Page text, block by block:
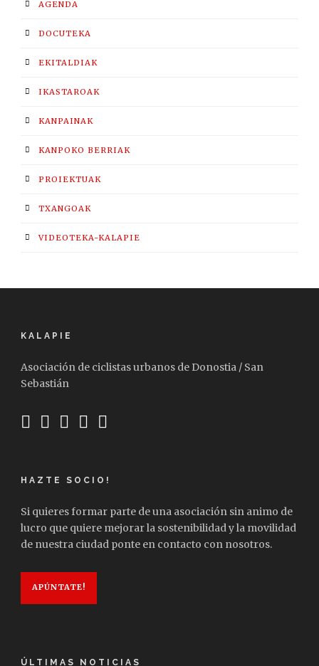
AGENDA
DOCUTEKA
EKITALDIAK
IKASTAROAK
KANPAINAK
KANPOKO BERRIAK
PROIEKTUAK
TXANGOAK
VIDEOTEKA-KALAPIE
KALAPIE
Asociación de ciclistas urbanos de Donostia / San
Sebastián
HAZTE SOCIO!
Si quieres formar parte de una asociación sin animo de
lucro que quiere mejorar la sostenibilidad y la movilidad
de nuestra ciudad ponte en contacto con nosotros.
APÚNTATE!
ÚLTIMAS NOTICIAS